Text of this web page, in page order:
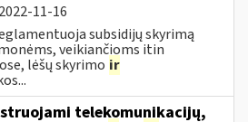
2022-11-16
subsidijų skyrimą
veikiančioms itin
lėšų skyrimo ir
telekomunikacijų,